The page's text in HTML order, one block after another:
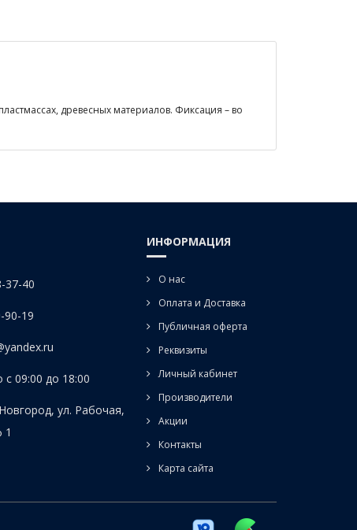
древесных материалов. Фиксация – во
37-40
90-19
с 09:00 до 18:00
ул. Рабочая,
1
ИНФОРМАЦИЯ
О нас
Оплата и Доставка
Публичная оферта
Реквизиты
Личный кабинет
Производители
Акции
Контакты
Карта сайта